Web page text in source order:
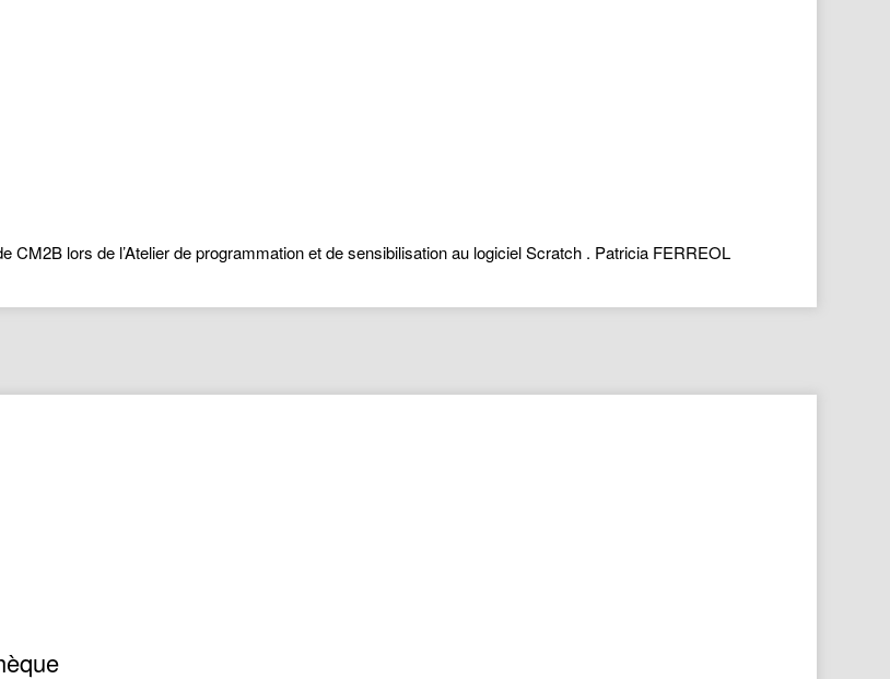
lors de l’Atelier de programmation et de sensibilisation au logiciel Scratch . Patricia FERREOL